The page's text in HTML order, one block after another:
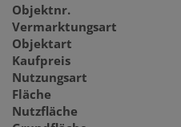
Objektnr.
Vermarktungsart
Objektart
Kaufpreis
Nutzungsart
Fläche
Nutzfläche